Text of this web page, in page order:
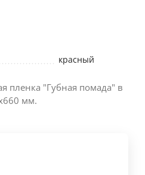
красный
пленка "Губная помада" в
мм.